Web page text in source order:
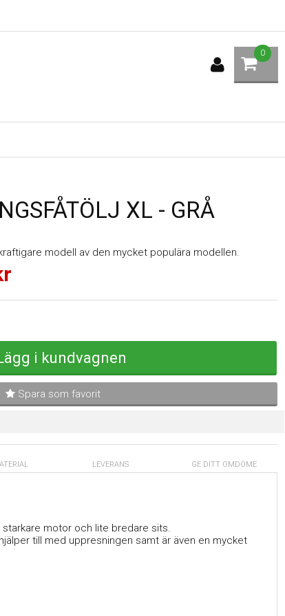
0
XL - GRÅ
modell av den mycket populära modellen.
i kundvagnen
Spara som favorit
LEVERANS GE DITT OMDÖME
motor och lite bredare sits.
till med uppresningen samt är även en mycket